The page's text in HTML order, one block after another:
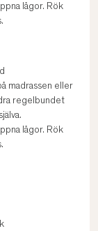
lågor. Rök
madrassen eller
regelbundet
lågor. Rök